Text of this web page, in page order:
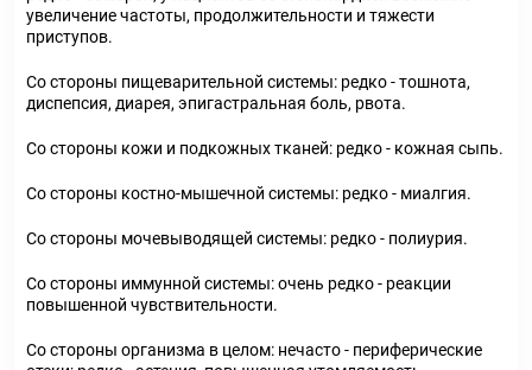
увеличение частоты, продолжительности и тяжести
приступов.
Со стороны пищеварительной системы: редко - тошнота,
диспепсия, диарея, эпигастральная боль, рвота.
Со стороны кожи и подкожных тканей: редко - кожная сыпь.
Со стороны костно-мышечной системы: редко - миалгия.
Со стороны мочевыводящей системы: редко - полиурия.
Со стороны иммунной системы: очень редко - реакции
повышенной чувствительности.
Со стороны организма в целом: нечасто - периферические